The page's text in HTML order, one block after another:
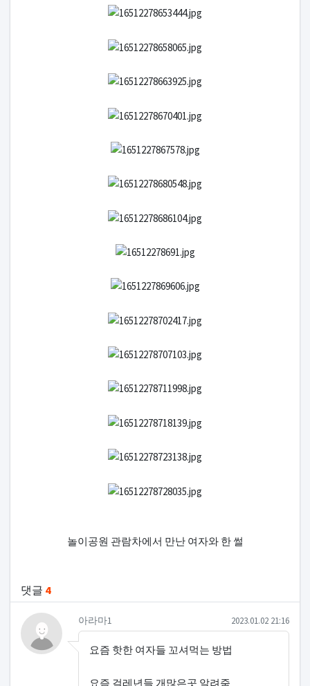
놀이공원 관람차에서 만난 여자와 한 썰
댓글 4
아라마1님의 댓글
아라마1 작성일
2023.01.02 21:16
요즘 핫한 여자들 꼬셔먹는 방법
요즘 걸레년들 개많은곳 알려줌